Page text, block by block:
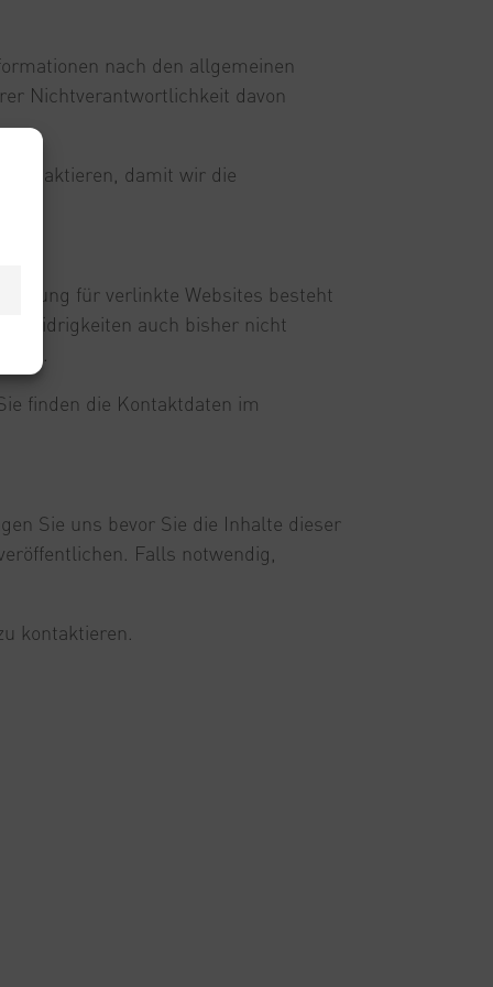
nach den allgemeinen
Nichtverantwortlichkeit davon
damit wir die
für verlinkte Websites besteht
auch bisher nicht
finden die Kontaktdaten im
Sie uns bevor Sie die Inhalte dieser
Falls notwendig,
kontaktieren.